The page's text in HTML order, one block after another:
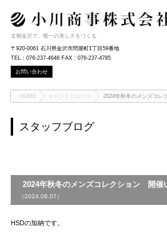
古都金沢で、唯一の美しさをつくる
〒920-0061 石川県金沢市問屋町1丁目59番地
TEL : 076-237-4646 FAX : 076-237-4785
お問い合わせ
HOME イベントニュース 2024年秋冬のメンズコレ
スタッフブログ
2024年秋冬のメンズコレクション 開催
（2024.08.07）
HSDの加納です。